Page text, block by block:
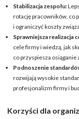
Stabilizacja zespołu:
rotację pracowników, co
i ograniczyć koszty
Sprawniejsza realizacja
cele firmy i wiedzą, jak
co przyspiesza
Podnoszenie
rozwijają wysokie
profesjonalizm firmy i
Korzyści dla